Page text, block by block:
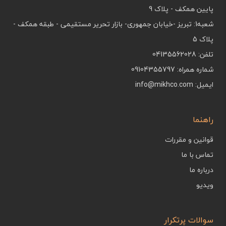
پایین همکف - پلاک 9
شعبه1: تبریز -خیابان جمهوری- بازار تحریر مستقیمی - طبقه همکف -
پلاک 5
تلفن: 04135562028
شماره همراه: 09104355797
ایمیل: info@mikhco.com
راهنما
قوانین و مقررات
تماس با ما
درباره ما
ویدیو
سوالات پرتکرار